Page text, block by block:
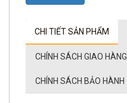
CHI TIẾT SẢN PHẨM
CHÍNH SÁCH GIAO HÀNG
CHÍNH SÁCH BẢO HÀNH